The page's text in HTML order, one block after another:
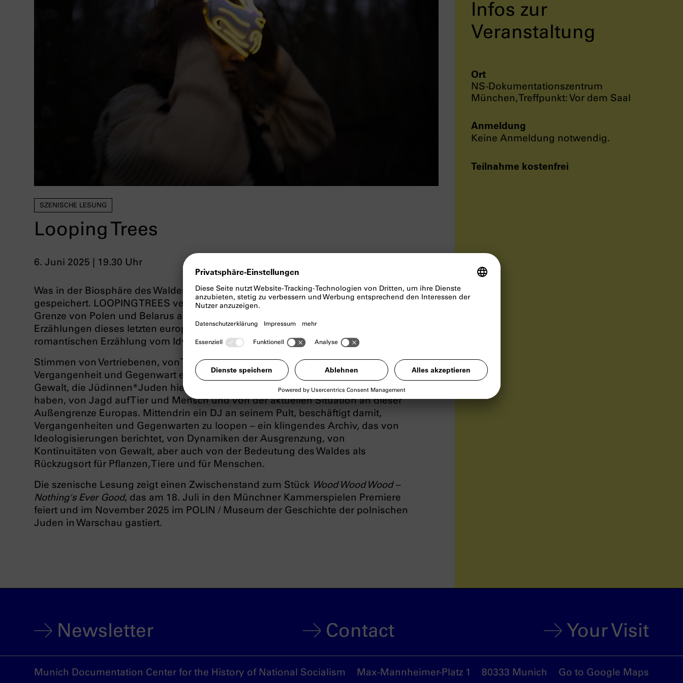
SZENISCHE LESUNG
Looping Trees
6. Juni 2025 | 19.30 Uhr
Was in der Biosphäre des Waldes geschieht, wird nicht vergessen – vielmehr
gespeichert. LOOPING TREES versteht die Bäume des Białowieża Waldes an der
Grenze von Polen und Belarus als Schallplatten. Ein Archiv verdrängter
Erzählungen dieses letzten europäischen „Urwalds“, die unheimliche Seite der
romantischen Erzählung vom Idyll des Waldes.
Stimmen von Vertriebenen, von Tieren und Wissenschaftler*innen aus
Vergangenheit und Gegenwart erklingen. Performer*innen berichten von
Gewalt, die Jüdinnen*Juden hier während der deutschen Besatzung erlitten
haben, von Jagd auf Tier und Mensch und von der aktuellen Situation an dieser
Außengrenze Europas. Mittendrin ein DJ an seinem Pult, beschäftigt damit,
Vergangenheiten und Gegenwarten zu loopen – ein klingendes Archiv, das von
Ideologisierungen berichtet, von Dynamiken der Ausgrenzung, von
Kontinuitäten von Gewalt, aber auch von der Bedeutung des Waldes als
Rückzugsort für Pflanzen, Tiere und für Menschen.
Die szenische Lesung zeigt einen Zwischenstand zum Stück Wood Wood Wood –
Nothing's Ever Good, das am 18. Juli in den Münchner Kammerspielen Premiere
feiert und im November 2025 im POLIN / Museum der Geschichte der polnischen
Juden in Warschau gastiert.
Infos zur
Veranstaltung
Ort
NS-Dokumentationszentrum
München, Treffpunkt: Vor dem Saal
Anmeldung
Keine Anmeldung notwendig.
Teilnahme kostenfrei
Newsletter Contact Your Visit
Munich Documentation Center for the History of National Socialism Max-Mannheimer-Platz 1 80333 Munich Go to Google Maps